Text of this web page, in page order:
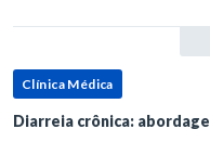
Clínica Médica
Diarreia crônica: